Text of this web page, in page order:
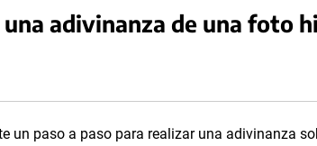
una adivinanza de una foto
un paso a paso para realizar una adivinanza